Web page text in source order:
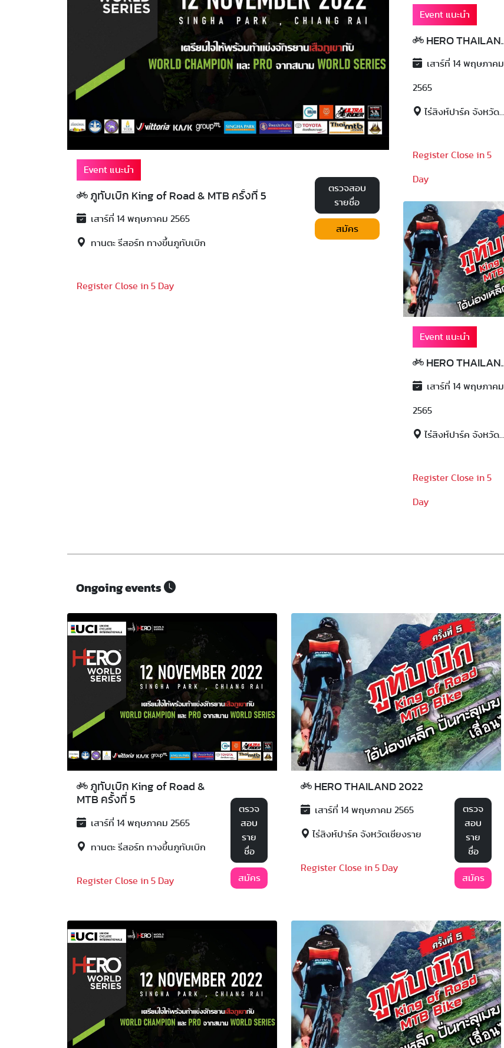
Event แนะนำ
ภูทับเบิก King of Road & MTB ครั้งที่ 5
เสาร์ที่ 14 พฤษภาคม 2565
ทานตะ รีสอร์ท ทางขึ้นภูทับเบิก
Register Close in 5 Day
ตรวจสอบ
รายชื่อ
สมัคร
Event แนะนำ
HERO THAILAND 2022
เสาร์ที่ 14 พฤษภาคม
2565
ไร่สิงห์ปาร์ค จังหวัดเชียงราย
Register Close in 5
Day
Event แนะนำ
HERO THAILAND 2022
เสาร์ที่ 14 พฤษภาคม
2565
ไร่สิงห์ปาร์ค จังหวัดเชียงราย
Register Close in 5
Day
Ongoing events
ภูทับเบิก King of Road &
MTB ครั้งที่ 5
เสาร์ที่ 14 พฤษภาคม 2565
ทานตะ รีสอร์ท ทางขึ้นภูทับเบิก
Register Close in 5 Day
ตรวจ
สอบ
ราย
ชื่อ
สมัคร
HERO THAILAND 2022
เสาร์ที่ 14 พฤษภาคม 2565
ไร่สิงห์ปาร์ค จังหวัดเชียงราย
Register Close in 5 Day
ตรวจ
สอบ
ราย
ชื่อ
สมัคร